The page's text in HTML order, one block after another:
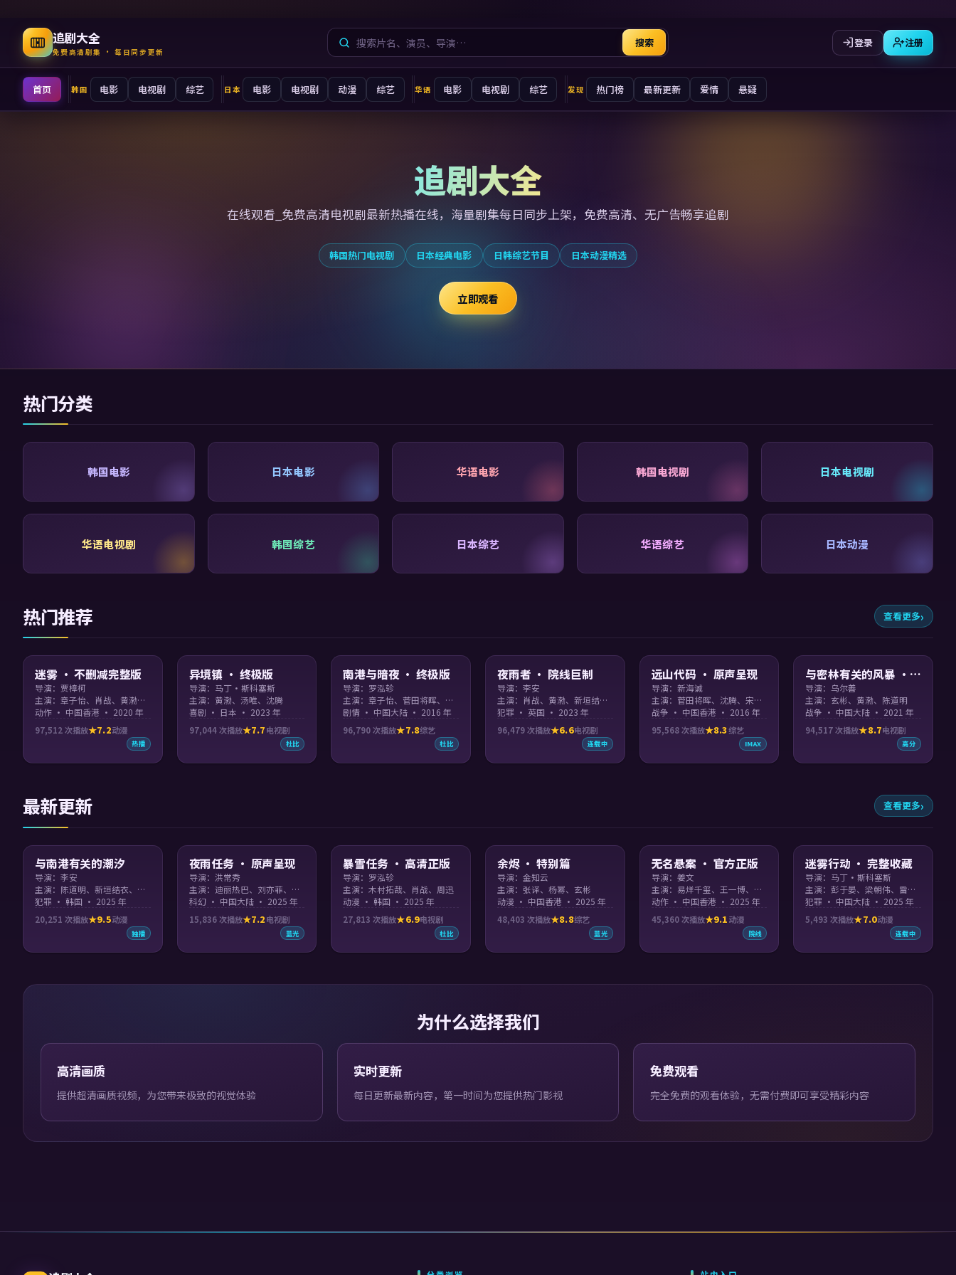
追剧大全
免费高清剧集 · 每日同步更新
搜索 登录 注册
首页 韩国 电影 电视剧 综艺 日本 电影 电视剧 动漫 综艺 华语 电影 电视剧 综艺 发现 热门榜 最新更新 爱情 悬疑
追剧大全
在线观看_免费高清电视剧最新热播在线，海量剧集每日同步上架，免费高清、无广告畅享追剧
韩国热门电视剧 日本经典电影 日韩综艺节目 日本动漫精选
立即观看
热门分类
韩国电影 日本电影 华语电影 韩国电视剧 日本电视剧
华语电视剧 韩国综艺 日本综艺 华语综艺 日本动漫
热门推荐 查看更多
迷雾 · 不删减完整版
导演：贾樟柯
主演：章子怡、肖战、黄渤、苍井优 等
动作 · 中国香港 · 2020 年
97,512次播放 7.2动漫
热播
异境镇 · 终极版
导演：马丁·斯科塞斯
主演：黄渤、汤唯、沈腾
喜剧 · 日本 · 2023 年
97,044次播放 7.7电视剧
杜比
南港与暗夜 · 终极版
导演：罗泓轸
主演：章子怡、菅田将晖、陈道明、李帝勋 等
剧情 · 中国大陆 · 2016 年
96,790次播放 7.8综艺
杜比
夜雨者 · 院线巨制
导演：李安
主演：肖战、黄渤、新垣结衣、梁朝伟 等
犯罪 · 英国 · 2023 年
96,479次播放 6.6电视剧
连载中
远山代码 · 原声呈现
导演：新海诚
主演：菅田将晖、沈腾、宋仲基
战争 · 中国香港 · 2016 年
95,568次播放 8.3综艺
IMAX
与密林有关的风暴 ·
完整收藏
导演：乌尔善
主演：玄彬、黄渤、陈道明
战争 · 中国大陆 · 2021 年
94,517次播放 8.7电视剧
高分
最新更新 查看更多
与南港有关的潮汐
导演：李安
主演：陈道明、新垣结衣、刘亦菲
犯罪 · 韩国 · 2025 年
20,251 次播放 9.5动漫
独播
夜雨任务 · 原声呈现
导演：洪常秀
主演：迪丽热巴、刘亦菲、汤姆·汉克斯、基努·里维斯
科幻 · 中国大陆 · 2025 年
15,836次播放 7.2电视剧
蓝光
暴雪任务 · 高清正版
导演：罗泓轸
主演：木村拓哉、肖战、周迅
动漫 · 韩国 · 2025 年
27,813 次播放 6.9电视剧
杜比
余烬 · 特别篇
导演：金知云
主演：张译、杨幂、玄彬
动漫 · 中国香港 · 2025 年
48,403 次播放 8.8综艺
蓝光
无名悬案 · 官方正版
导演：姜文
主演：易烊千玺、王一博、周迅
动作 · 中国香港 · 2025 年
45,360次播放 9.1动漫
院线
迷雾行动 · 完整收藏
导演：马丁·斯科塞斯
主演：彭于晏、梁朝伟、雷佳音
犯罪 · 中国大陆 · 2025 年
5,493 次播放 7.0动漫
连载中
为什么选择我们
高清画质
提供超清画质视频，为您带来极致的视觉体验
实时更新
每日更新最新内容，第一时间为您提供热门影视
免费观看
完全免费的观看体验，无需付费即可享受精彩内容